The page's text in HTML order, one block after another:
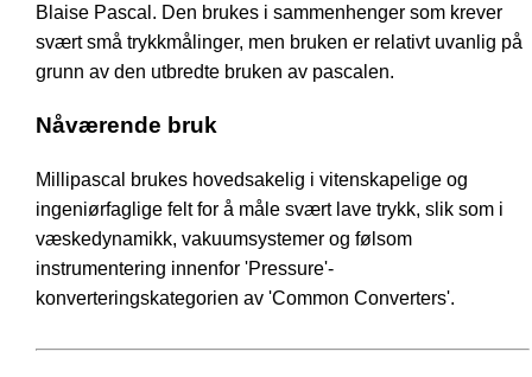
Blaise Pascal. Den brukes i sammenhenger som krever
svært små trykkmålinger, men bruken er relativt uvanlig på
grunn av den utbredte bruken av pascalen.
Nåværende bruk
Millipascal brukes hovedsakelig i vitenskapelige og
ingeniørfaglige felt for å måle svært lave trykk, slik som i
væskedynamikk, vakuumsystemer og følsom
instrumentering innenfor 'Pressure'-
konverteringskategorien av 'Common Converters'.